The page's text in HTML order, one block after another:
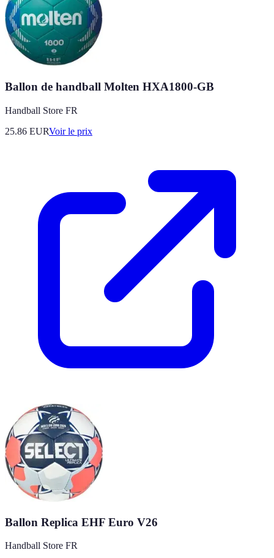
Ballon de handball Molten HXA1800-GB
Handball Store FR
25.86 EURVoir le prix
Ballon Replica EHF Euro V26
Handball Store FR